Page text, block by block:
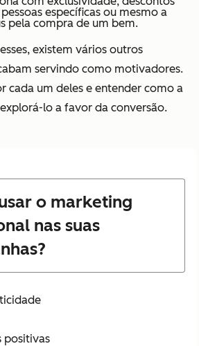
específicas ou mesmo a
pela compra de um bem.
existem vários outros
servindo como motivadores.
cada um deles e entender como a
lo a favor da conversão.
o marketing
nas suas
positivas